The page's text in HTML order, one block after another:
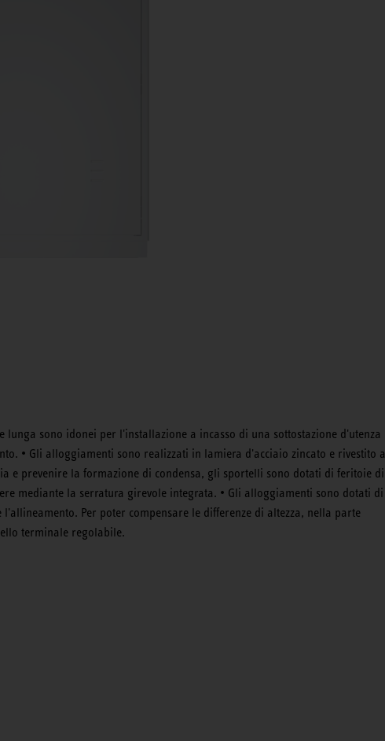
lunga sono idonei per l'installazione a incasso di una sottostazione d'utenza
• Gli alloggiamenti sono realizzati in lamiera d'acciaio zincato e rivestito a
e prevenire la formazione di condensa, gli sportelli sono dotati di feritoie di
mediante la serratura girevole integrata. • Gli alloggiamenti sono dotati di
Per poter compensare le differenze di altezza, nella parte
terminale regolabile.